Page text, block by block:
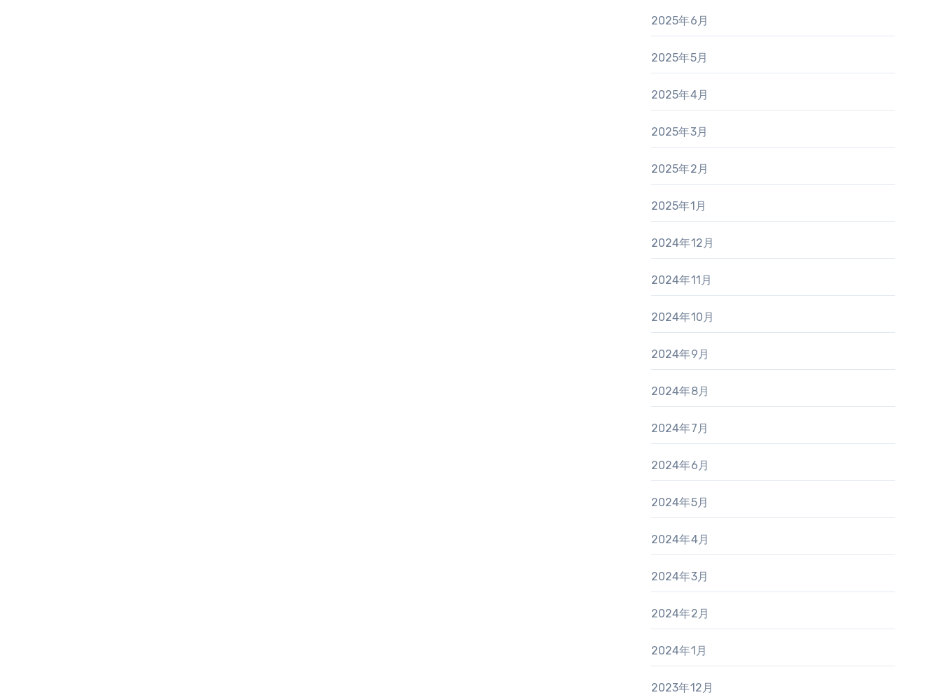
2025年6月
2025年5月
2025年4月
2025年3月
2025年2月
2025年1月
2024年12月
2024年11月
2024年10月
2024年9月
2024年8月
2024年7月
2024年6月
2024年5月
2024年4月
2024年3月
2024年2月
2024年1月
2023年12月